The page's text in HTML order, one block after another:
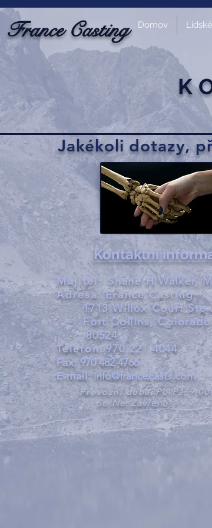
France Casting Domov
Jakékoli dotazy,
Kontaktní
Majitel: Shane H Walker,
Adresa:France Casting
1713 Willox Court Ste
Fort Collins, Colorado
80524
Telefon: 970.221.4044
Fax: 970 482 4766
E-mail: info@francecasts.com
Provozní doba: Po-Pá:
So-Ne: Zavřeno